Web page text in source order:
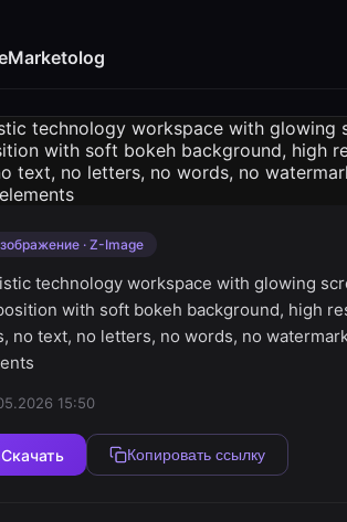
· Z-Image
technology workspace with glowing
with soft bokeh background, high
no text, no letters, no words, no
15:50
Скачать Копировать ссылку